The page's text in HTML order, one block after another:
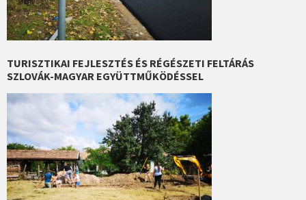
TURISZTIKAI FEJLESZTÉS ÉS RÉGÉSZETI FELTÁRÁS
SZLOVÁK-MAGYAR EGYÜTTMŰKÖDÉSSEL